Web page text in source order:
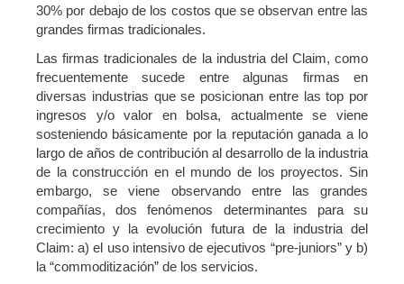
30% por debajo de los costos que se observan entre las
grandes firmas tradicionales.
Las firmas tradicionales de la industria del Claim, como
frecuentemente sucede entre algunas firmas en
diversas industrias que se posicionan entre las top por
ingresos y/o valor en bolsa, actualmente se viene
sosteniendo básicamente por la reputación ganada a lo
largo de años de contribución al desarrollo de la industria
de la construcción en el mundo de los proyectos. Sin
embargo, se viene observando entre las grandes
compañías, dos fenómenos determinantes para su
crecimiento y la evolución futura de la industria del
Claim: a) el uso intensivo de ejecutivos “pre-juniors” y b)
la “commoditización” de los servicios.